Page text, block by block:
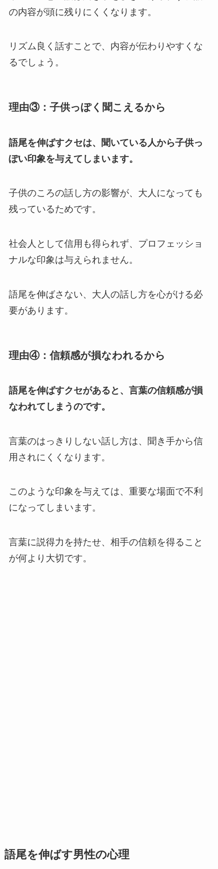
の内容が頭に残りにくくなります。
リズム良く話すことで、内容が伝わりやすくな
るでしょう。
理由③：子供っぽく聞こえるから
語尾を伸ばすクセは、聞いている人から子供っ
ぽい印象を与えてしまいます。
子供のころの話し方の影響が、大人になっても
残っているためです。
社会人として信用も得られず、プロフェッショ
ナルな印象は与えられません。
語尾を伸ばさない、大人の話し方を心がける必
要があります。
理由④：信頼感が損なわれるから
語尾を伸ばすクセがあると、言葉の信頼感が損
なわれてしまうのです。
言葉のはっきりしない話し方は、聞き手から信
用されにくくなります。
このような印象を与えては、重要な場面で不利
になってしまいます。
言葉に説得力を持たせ、相手の信頼を得ること
が何より大切です。
語尾を伸ばす男性の心理